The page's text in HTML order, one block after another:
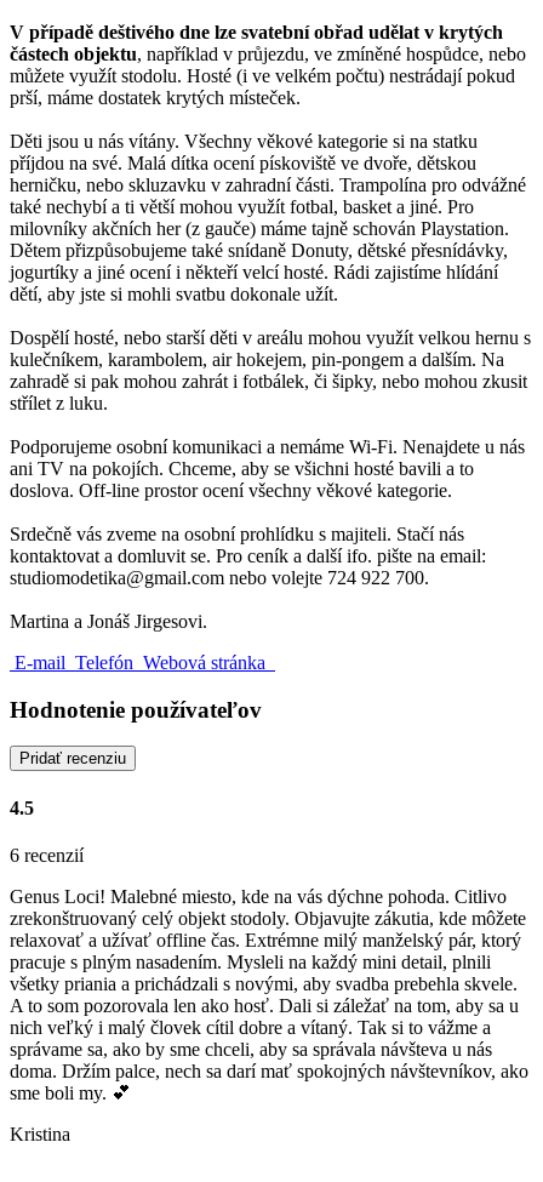
V případě deštivého dne lze svatební obřad udělat v krytých
částech objektu, například v průjezdu, ve zmíněné hospůdce, nebo
můžete využít stodolu. Hosté (i ve velkém počtu) nestrádají pokud
prší, máme dostatek krytých místeček.
Děti jsou u nás vítány. Všechny věkové kategorie si na statku
příjdou na své. Malá dítka ocení pískoviště ve dvoře, dětskou
herničku, nebo skluzavku v zahradní části. Trampolína pro odvážné
také nechybí a ti větší mohou využít fotbal, basket a jiné. Pro
milovníky akčních her (z gauče) máme tajně schován Playstation.
Dětem přizpůsobujeme také snídaně Donuty, dětské přesnídávky,
jogurtíky a jiné ocení i někteří velcí hosté. Rádi zajistíme hlídání
dětí, aby jste si mohli svatbu dokonale užít.
Dospělí hosté, nebo starší děti v areálu mohou využít velkou hernu s
kulečníkem, karambolem, air hokejem, pin-pongem a dalším. Na
zahradě si pak mohou zahrát i fotbálek, či šipky, nebo mohou zkusit
střílet z luku.
Podporujeme osobní komunikaci a nemáme Wi-Fi. Nenajdete u nás
ani TV na pokojích. Chceme, aby se všichni hosté bavili a to
doslova. Off-line prostor ocení všechny věkové kategorie.
Srdečně vás zveme na osobní prohlídku s majiteli. Stačí nás
kontaktovat a domluvit se. Pro ceník a další ifo. pište na email:
studiomodetika@gmail.com nebo volejte 724 922 700.
Martina a Jonáš Jirgesovi.
E-mail Telefón Webová stránka
Hodnotenie používateľov
Pridať recenziu
4.5
6 recenzií
Genus Loci! Malebné miesto, kde na vás dýchne pohoda. Citlivo
zrekonštruovaný celý objekt stodoly. Objavujte zákutia, kde môžete
relaxovať a užívať offline čas. Extrémne milý manželský pár, ktorý
pracuje s plným nasadením. Mysleli na každý mini detail, plnili
všetky priania a prichádzali s novými, aby svadba prebehla skvele.
A to som pozorovala len ako hosť. Dali si záležať na tom, aby sa u
nich veľký i malý človek cítil dobre a vítaný. Tak si to vážme a
správame sa, ako by sme chceli, aby sa správala návšteva u nás
doma. Držím palce, nech sa darí mať spokojných návštevníkov, ako
sme boli my. 💕
Kristina